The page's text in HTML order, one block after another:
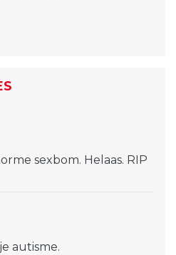
sexbom. Helaas. RIP
autisme.